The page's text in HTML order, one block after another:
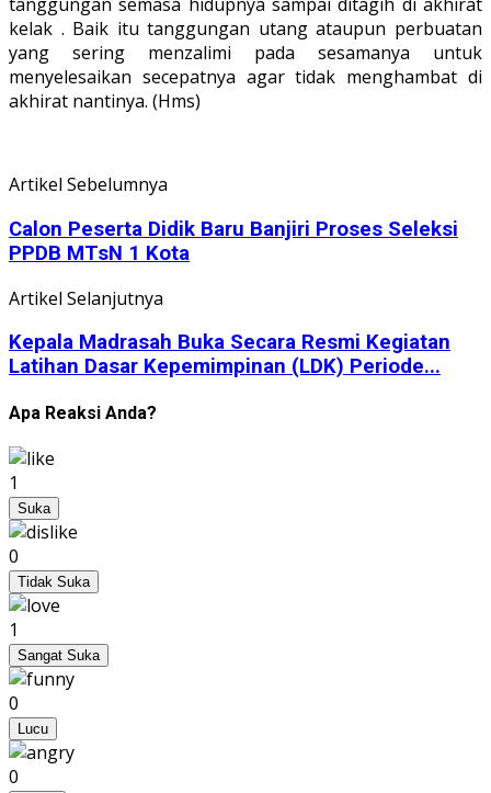
kelak . Baik itu tanggungan utang ataupun perbuatan
yang sering menzalimi pada sesamanya untuk
menyelesaikan secepatnya agar tidak menghambat di
akhirat nantinya. (Hms)
Artikel Sebelumnya
Calon Peserta Didik Baru Banjiri Proses Seleksi
PPDB MTsN 1 Kota
Artikel Selanjutnya
Kepala Madrasah Buka Secara Resmi Kegiatan
Latihan Dasar Kepemimpinan (LDK) Periode...
Apa Reaksi Anda?
1
Suka
0
Tidak Suka
1
Sangat Suka
0
Lucu
0